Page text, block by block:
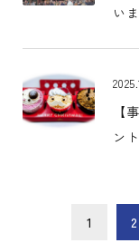
い
【
ント
1 2